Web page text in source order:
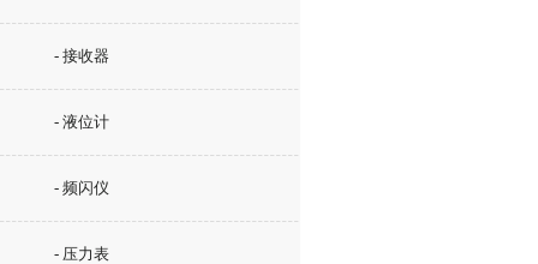
- 接收器
- 液位计
- 频闪仪
- 压力表